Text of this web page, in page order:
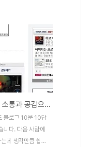
를 쓸 때는 블로그
생각도 못했는데,
당첨 소식을 듣고
댓글을 달다가 블
것을 깨달았네요.
을 기념하면서 제
스 광고로 소개
되었습니다. 제가
모르지만 기분 좋
[10문10답]블로그, 소통과 공감으로 세상을 바꾼다!
블로그 10문 10답
니다. 다음 사람에
데 생각만큼 쉽지